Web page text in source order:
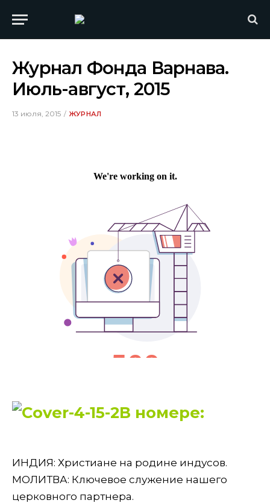
Журнал Фонда Варнава.
Июль-август, 2015
13 июля, 2015 ЖУРНАЛ
В номере:
ИНДИЯ: Христиане на родине индусов.
МОЛИТВА: Ключевое служение нашего
церковного партнера.